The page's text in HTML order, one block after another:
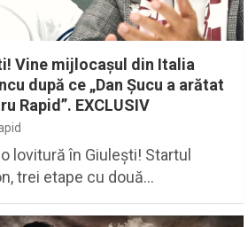
Vine mijlocașul din Italia
după ce „Dan Șucu a arătat
Rapid”. EXCLUSIV
lovitură în Giulești! Startul
trei etape cu două…